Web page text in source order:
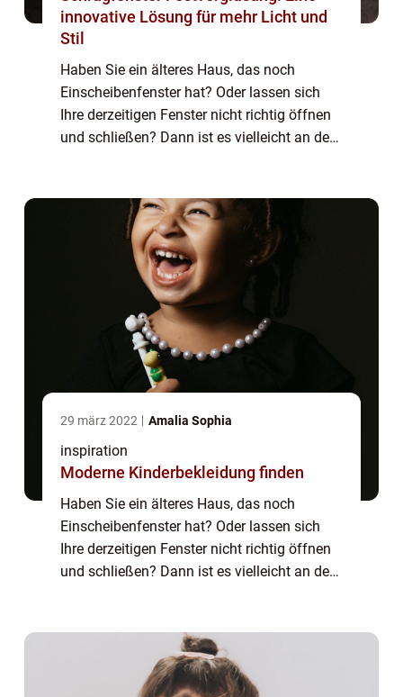
innovative Lösung für mehr Licht und
Stil
Haben Sie ein älteres Haus, das noch
Einscheibenfenster hat? Oder lassen sich
Ihre derzeitigen Fenster nicht richtig öffnen
und schließen? Dann ist es vielleicht an der
29 märz 2022 Amalia Sophia
inspiration
Moderne Kinderbekleidung finden
Haben Sie ein älteres Haus, das noch
Einscheibenfenster hat? Oder lassen sich
Ihre derzeitigen Fenster nicht richtig öffnen
und schließen? Dann ist es vielleicht an der